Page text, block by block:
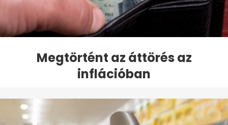
Megtörtént az áttörés az
inflációban